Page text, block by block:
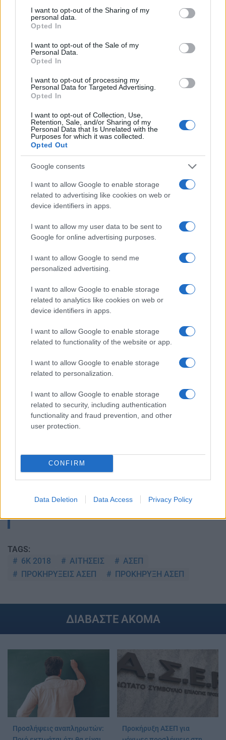
not limited to your visit or usage behaviour. You may click to
grant or deny consent to Google and its third-party tags to
use your data for below specified purposes in below Google
consent section.
I want to opt-out of the Sharing of my
personal data.
Opted In
I want to opt-out of the Sale of my
Personal Data.
Opted In
I want to opt-out of processing my
Personal Data for Targeted Advertising.
Opted In
I want to opt-out of Collection, Use,
Retention, Sale, and/or Sharing of my
Personal Data that Is Unrelated with the
Purposes for which it was collected.
Opted Out
Google consents
I want to allow Google to enable storage
related to advertising like cookies on web or
device identifiers in apps.
I want to allow my user data to be sent to
Google for online advertising purposes.
I want to allow Google to send me
personalized advertising.
I want to allow Google to enable storage
related to analytics like cookies on web or
device identifiers in apps.
I want to allow Google to enable storage
related to functionality of the website or app.
I want to allow Google to enable storage
related to personalization.
I want to allow Google to enable storage
related to security, including authentication
functionality and fraud prevention, and other
user protection.
CONFIRM
Data Deletion Data Access Privacy Policy
ΠΕ ΣΩΦΡΟΝΙΣΤΙΚΟΣ ΕΝΗΛΙΚΩΝ
ΠΕ ΨΥΧΟΛΟΓΩΝ
ΤΕ ΥΓΕΙΑΣ ΚΑΙ ΠΡΟΝΟΙΑΣ ΕΙΔΙΚΟΤΗΤΑΣ ΚΟΙΝΩΝΙΚΗΣ ΕΡΓΑΣΙΑΣ
ΤΕ ΥΓΕΙΑΣ ΚΑΙ ΠΡΟΝΟΙΑΣ ΕΙΔΙΚΟΤΗΤΑΣ ΝΟΣΗΛΕΥΤΙΚΗΣ 968
ΔΕ ΠΡΟΣΩΠΙΚΟΥ ΕΞΩΤΕΡΙΚΗΣ ΦΡΟΥΡΗΣΗΣ
ΔΕ ΦΥΛΑΞΗΣ
Τελευταίες ειδήσεις για προκηρύξεις
ΑΣΕΠ
Ακολουθείστε το iPaideia.gr στο Google News
TελευταίεςΕιδήσειςγια την Παιδεία και την εργασία
στοiPaideia.gr
TAGS:
6Κ 2018
ΑΙΤΗΣΕΙΣ
ΑΣΕΠ
ΠΡΟΚΗΡΥΞΕΙΣ ΑΣΕΠ
ΠΡΟΚΗΡΥΞΗ ΑΣΕΠ
ΔΙΑΒΑΣΤΕ ΑΚΟΜΑ
Προσλήψεις αναπληρωτών:
Προκήρυξη ΑΣΕΠ για